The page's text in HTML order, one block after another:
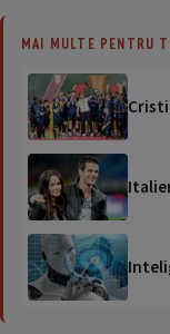
MAI MULTE PENTRU